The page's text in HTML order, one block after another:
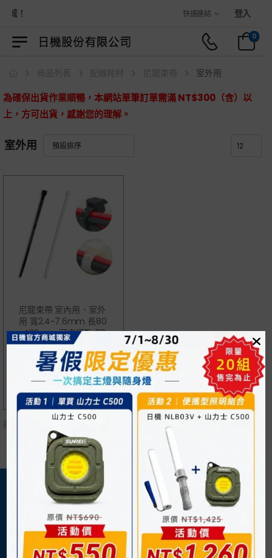
城！ 快速連結 登入
0
室外用
為確保出貨作業順暢，本網站單筆訂單需滿 NT$300（含）以
上，方可出貨，感謝您的理解。
室外用
尼龍束帶 室內用、室外
用 寬2.4~7.6mm 長80
~432mm 可束徑15~110
Mm 100入
NT$25
顯示單一結果
關於我們
日機官方網站
企業概況
購物須知
購物流程
付款方式